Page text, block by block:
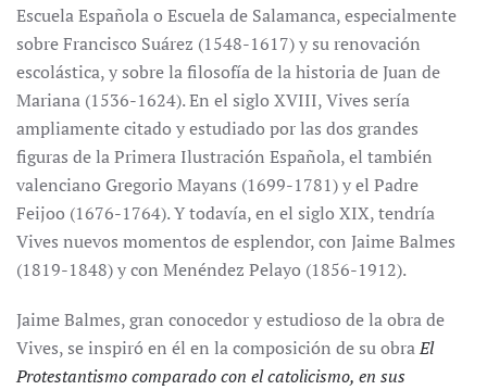
Escuela Española o Escuela de Salamanca, especialmente
sobre Francisco Suárez (1548-1617) y su renovación
escolástica, y sobre la filosofía de la historia de Juan de
Mariana (1536-1624). En el siglo XVIII, Vives sería
ampliamente citado y estudiado por las dos grandes
figuras de la Primera Ilustración Española, el también
valenciano Gregorio Mayans (1699-1781) y el Padre
Feijoo (1676-1764). Y todavía, en el siglo XIX, tendría
Vives nuevos momentos de esplendor, con Jaime Balmes
(1819-1848) y con Menéndez Pelayo (1856-1912).
Jaime Balmes, gran conocedor y estudioso de la obra de
Vives, se inspiró en él en la composición de su obraEl
Protestantismo comparado con el catolicismo, en sus